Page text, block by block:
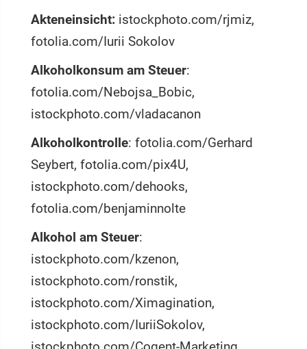
Akteneinsicht: istockphoto.com/rjmiz,
fotolia.com/Iurii Sokolov
Alkoholkonsum am Steuer:
fotolia.com/Nebojsa_Bobic,
istockphoto.com/vladacanon
Alkoholkontrolle: fotolia.com/Gerhard
Seybert, fotolia.com/pix4U,
istockphoto.com/dehooks,
fotolia.com/benjaminnolte
Alkohol am Steuer:
istockphoto.com/kzenon,
istockphoto.com/ronstik,
istockphoto.com/Ximagination,
istockphoto.com/IuriiSokolov,